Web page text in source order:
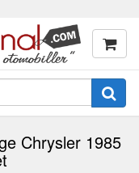
Chrysler 1985